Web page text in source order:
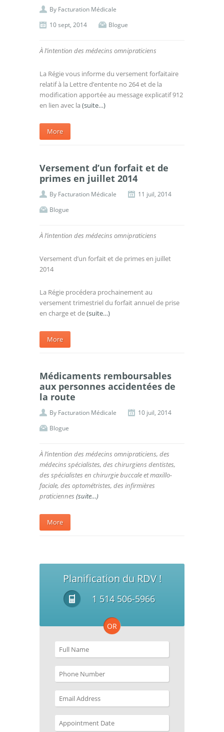
By Facturation Médicale
10 sept, 2014
Blogue
À l’intention des médecins omnipraticiens
La Régie vous informe du versement forfaitaire
relatif à la Lettre d’entente no 264 et de la
modification apportée au message explicatif 912
en lien avec la (suite…)
More
Versement d’un forfait et de
primes en juillet 2014
By Facturation Médicale
11 juil, 2014
Blogue
À l’intention des médecins omnipraticiens
Versement d’un forfait et de primes en juillet
2014
La Régie procédera prochainement au
versement trimestriel du forfait annuel de prise
en charge et de(suite…)
More
Médicaments remboursables
aux personnes accidentées de
la route
By Facturation Médicale
10 juil, 2014
Blogue
À l’intention des médecins omnipraticiens, des
médecins spécialistes, des chirurgiens dentistes,
des spécialistes en chirurgie buccale et maxillo-
faciale, des optométristes, des infirmières
praticiennes (suite…)
More
Planification du RDV !
1 514 506-5966
OR